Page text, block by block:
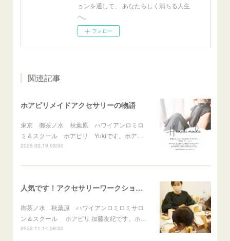
ョンを通して、 あなたらしく満ちる人生
へ。
フォロー
関連記事
ホアピリメイドアクセサリーの物語
東京 御茶ノ水 秋葉原 ハワイアンロミロ
ミ＆スクール ホアピリ Yukiです。ホア…
2025.02.19 03:00
人気です！アクセサリーワークショップ！
御茶ノ水 秋葉原 ハワイアンロミロミサロ
ン＆スクール ホアピリ 加藤友紀です。ホ…
2022.11.14 08:00